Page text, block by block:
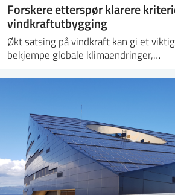
Forskere etterspør klarere
vindkraftutbygging
Økt satsing på vindkraft kan gi et
bekjempe globale klimaendringer,…